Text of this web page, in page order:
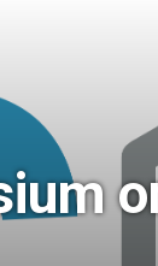
on